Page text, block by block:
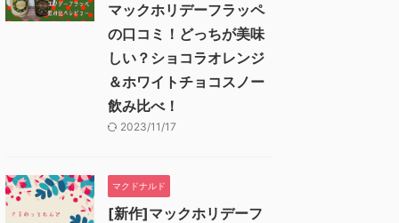
マックホリデーフラッペ
の口コミ！どっちが美味
しい？ショコラオレンジ
＆ホワイトチョコスノー
飲み比べ！
2023/11/17
マクドナルド
[新作]マックホリデーフ